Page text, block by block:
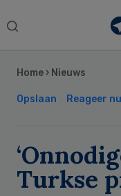
Search
Home › Nieuws
Opslaan Reageer nu
Turkse
Sidebar